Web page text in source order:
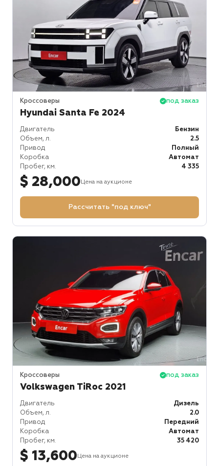
Кроссоверы под заказ
Hyundai Santa Fe 2024
Двигатель
Бензин
Объем, л.
2.5
Привод
Полный
Коробка
Автомат
Пробег, км.
4 335
$ 28,000 Цена на аукционе
Рассчитать "под ключ"
Кроссоверы под заказ
Volkswagen TiRoc 2021
Двигатель
Дизель
Объем, л.
2.0
Привод
Передний
Коробка
Автомат
Пробег, км.
35 420
$ 13,600 Цена на аукционе